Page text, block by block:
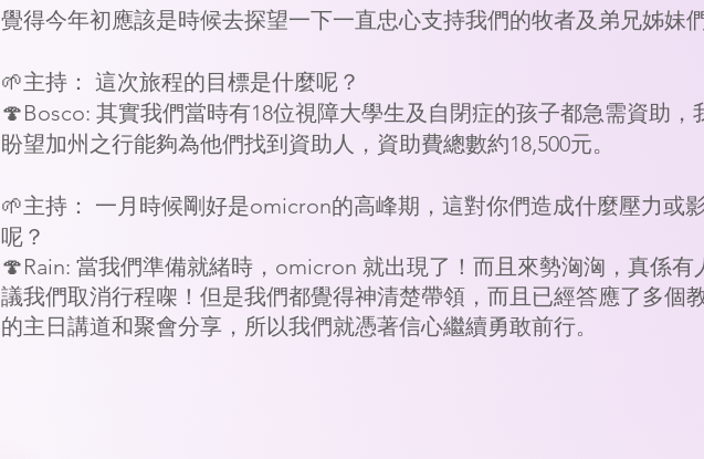
覺得今年初應該是時候去探望一下一直忠心支持我們的牧者及弟兄姊妹
🌱主持： 這次旅程的目標是什麼呢？
🍄Bosco: 其實我們當時有18位視障大學生及自閉症的孩子都急需資助，
盼望加州之行能夠為他們找到資助人，資助費總數約18,500元。
🌱主持： 一月時候剛好是omicron的高峰期，這對你們造成什麼壓力或
呢？
🍄Rain: 當我們準備就緒時，omicron 就出現了！而且來勢洶洶，真係有
議我們取消行程㗎！但是我們都覺得神清楚帶領，而且已經答應了多個
的主日講道和聚會分享，所以我們就憑著信心繼續勇敢前行。